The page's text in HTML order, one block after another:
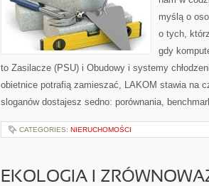
myślą o
o tych,
gdy
to Zasilacze (PSU) i Obudowy i systemy
obietnice potrafią zamieszać, LAKOM stawia na
sloganów dostajesz sedno: porównania,
CATEGORIES: NIERUCHOMOŚCI
EKOLOGIA I